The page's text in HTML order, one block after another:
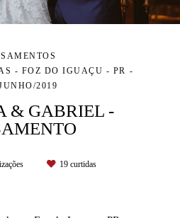
- FOZ DO IGUAÇU - PR
2019
& GABRIEL -
19 curtidas